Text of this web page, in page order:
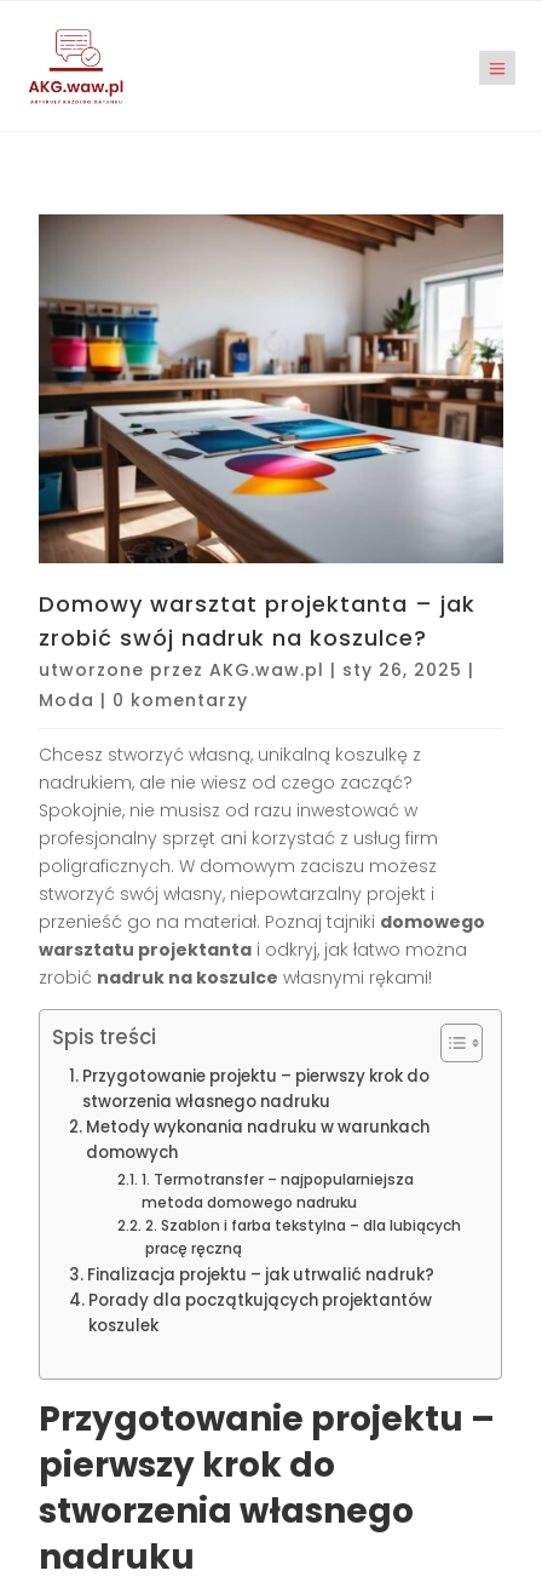
Domowy warsztat projektanta – jak
zrobić swój nadruk na koszulce?
utworzone przezAKG.waw.pl | sty 26, 2025 |
Moda | 0 komentarzy
Chcesz stworzyć własną, unikalną koszulkę z
nadrukiem, ale nie wiesz od czego zacząć?
Spokojnie, nie musisz od razu inwestować w
profesjonalny sprzęt ani korzystać z usług firm
poligraficznych. W domowym zaciszu możesz
stworzyć swój własny, niepowtarzalny projekt i
przenieść go na materiał. Poznaj tajniki domowego
warsztatu projektanta i odkryj, jak łatwo można
zrobić nadruk na koszulce własnymi rękami!
Spis treści
Przygotowanie projektu – pierwszy krok do
stworzenia własnego nadruku
Metody wykonania nadruku w warunkach
domowych
1. Termotransfer – najpopularniejsza
metoda domowego nadruku
2. Szablon i farba tekstylna – dla lubiących
pracę ręczną
Finalizacja projektu – jak utrwalić nadruk?
Porady dla początkujących projektantów
koszulek
Przygotowanie projektu –
pierwszy krok do
stworzenia własnego
nadruku